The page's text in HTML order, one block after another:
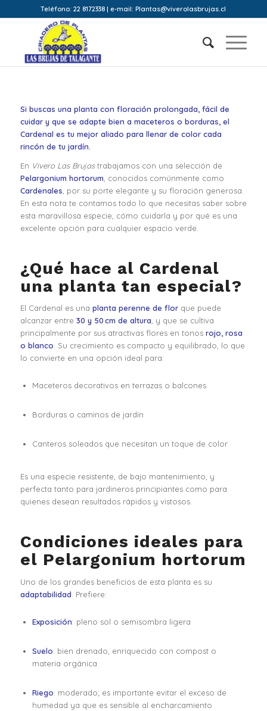
Teléfono: 22 8172338 | e-mail: Plantas@viverolasbrujas.cl
Si buscas una planta con floración prolongada, fácil de
cuidar y que se adapte bien a maceteros o borduras, el
Cardenal es tu mejor aliado para llenar de color cada
rincón de tu jardín.
En Vivero Las Brujastrabajamos con una selección de
Pelargonium hortorum , conocidos comúnmente como
Cardenales , por su porte elegante y su floración generosa.
En esta nota te contamos todo lo que necesitas saber sobre
esta maravillosa especie, cómo cuidarla y por qué es una
excelente opción para cualquier espacio verde.
¿Qué hace al Cardenal
una planta tan especial?
El Cardenal es una planta perenne de florque puede
alcanzar entre 30 y 50 cm de altura , y que se cultiva
principalmente por sus atractivas flores en tonos rojo, rosa
o blanco . Su crecimiento es compacto y equilibrado, lo que
lo convierte en una opción ideal para:
Maceteros decorativos en terrazas o balcones
Borduras o caminos de jardín
Canteros soleados que necesitan un toque de color
Es una especie resistente, de bajo mantenimiento, y
perfecta tanto para jardineros principiantes como para
quienes desean resultados rápidos y vistosos.
Condiciones ideales para
el Pelargonium hortorum
Uno de los grandes beneficios de esta planta es su
adaptabilidad . Prefiere:
Exposición: pleno sol o semisombra ligera
Suelo: bien drenado, enriquecido con compost o
materia orgánica
Riego: moderado; es importante evitar el exceso de
humedad ya que es sensible al encharcamiento